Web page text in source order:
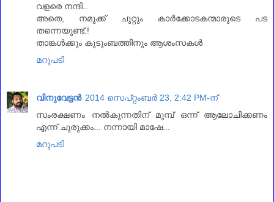
വളരെ നന്ദി..
അതെ, നമുക്ക് ചുറ്റും കാര്‍ക്കോടകന്മാരുടെ പട
തന്നെയുണ്ട്.!
താങ്കള്‍ക്കും കുടുംബത്തിനും ആശംസകള്‍
മറുപടി
വിനുവേട്ടന്‍ 2014 സെപ്റ്റംബർ 23, 2:42 PM-ന്
സംരക്ഷണം നൽകുന്നതിന് മുമ്പ് ഒന്ന് ആലോചിക്കണം
എന്ന് ചുരുക്കം... നന്നായി മാഷേ...
മറുപടി